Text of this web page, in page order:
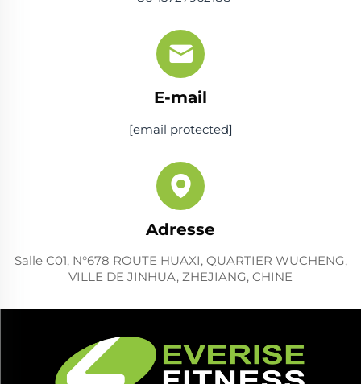
E-mail
[email protected]
Adresse
Salle C01, N°678 ROUTE HUAXI, QUARTIER WUCHENG,
VILLE DE JINHUA, ZHEJIANG, CHINE